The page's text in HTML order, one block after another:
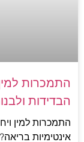
התמכרות
הבדידות
התמכרות למין
אינטימיות בריאה?